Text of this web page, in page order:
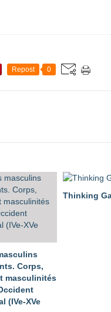
Repost 0
Corps,
masculinités
(IVe-XVe
Thinking